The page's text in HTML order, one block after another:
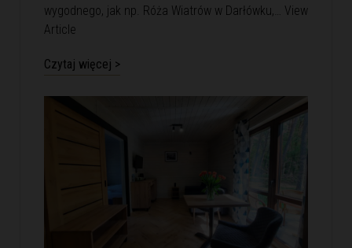
wygodnego, jak np. Róża Wiatrów w Darłówku,… View
Article
Czytaj więcej >